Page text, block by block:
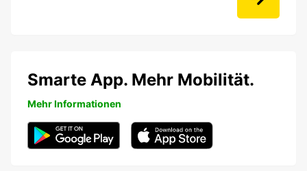
Smarte App. Mehr Mobilität.
Mehr Informationen